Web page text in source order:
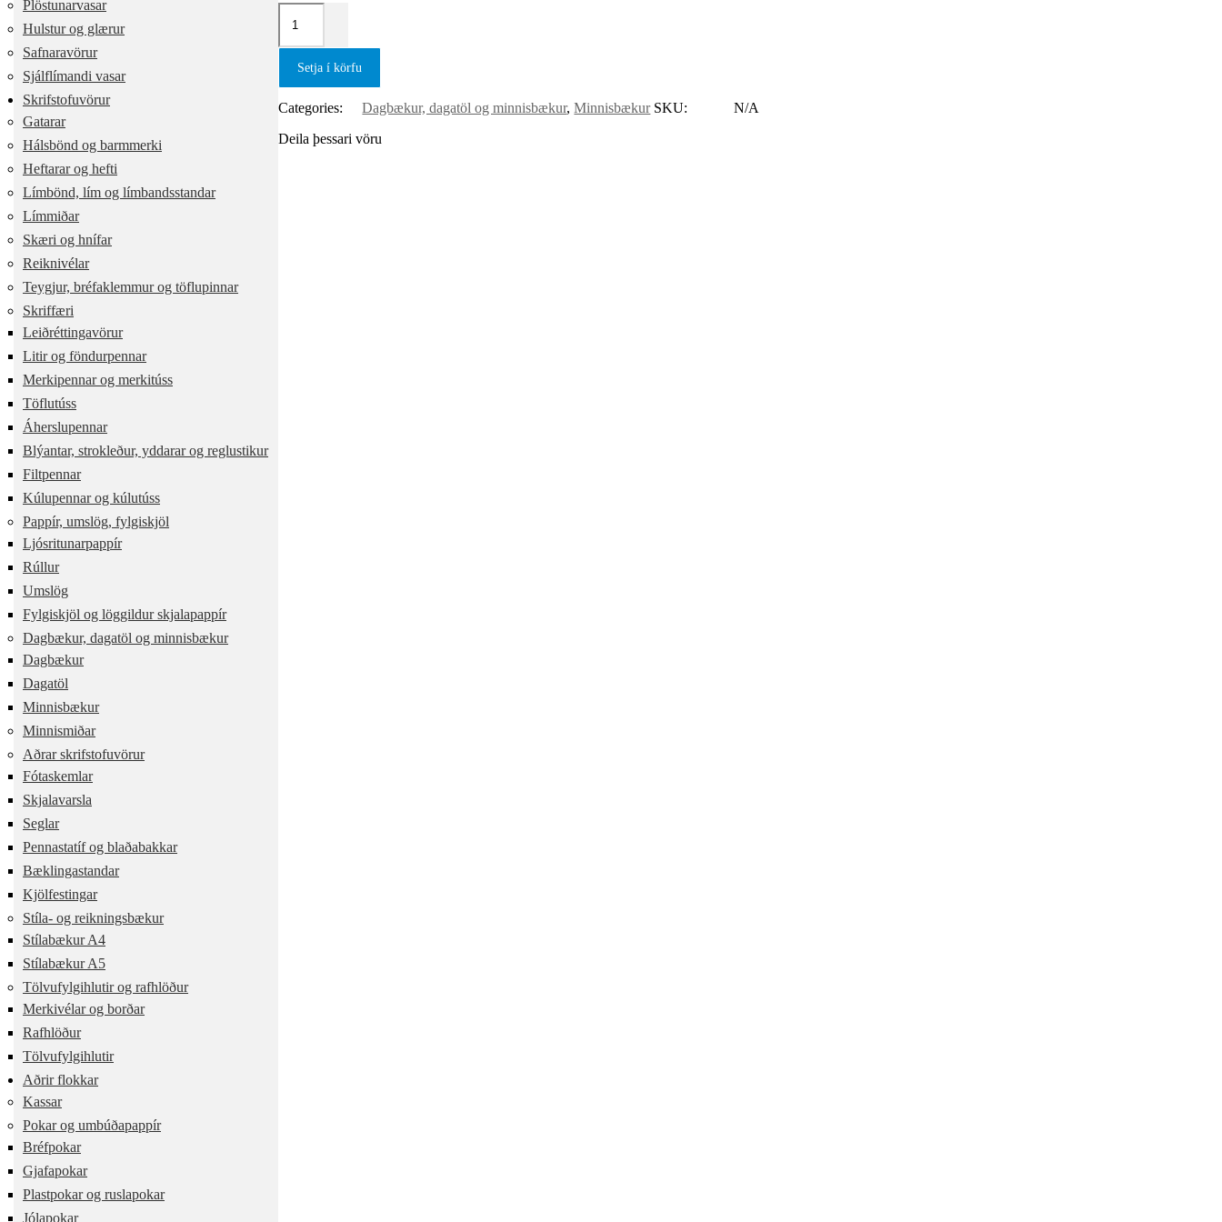
Setja í körfu
Categories: Dagbækur, dagatöl og minnisbækur,Minnisbækur SKU:
N/A
Deila þessari vöru
Plöstunarvasar
Hulstur og glærur
Safnaravörur
Sjálflímandi vasar
Skrifstofuvörur
Gatarar
Hálsbönd og barmmerki
Heftarar og hefti
Límbönd, lím og límbandsstandar
Límmiðar
Skæri og hnífar
Reiknivélar
Teygjur, bréfaklemmur og töflupinnar
Skriffæri
Leiðréttingavörur
Litir og föndurpennar
Merkipennar og merkitúss
Töflutúss
Áherslupennar
Blýantar, strokleður, yddarar og reglustikur
Filtpennar
Kúlupennar og kúlutúss
Pappír, umslög, fylgiskjöl
Ljósritunarpappír
Rúllur
Umslög
Fylgiskjöl og löggildur skjalapappír
Dagbækur, dagatöl og minnisbækur
Dagbækur
Dagatöl
Minnisbækur
Minnismiðar
Aðrar skrifstofuvörur
Fótaskemlar
Skjalavarsla
Seglar
Pennastatíf og blaðabakkar
Bæklingastandar
Kjölfestingar
Stíla- og reikningsbækur
Stílabækur A4
Stílabækur A5
Tölvufylgihlutir og rafhlöður
Merkivélar og borðar
Rafhlöður
Tölvufylgihlutir
Aðrir flokkar
Kassar
Pokar og umbúðapappír
Bréfpokar
Gjafapokar
Plastpokar og ruslapokar
Jólapokar